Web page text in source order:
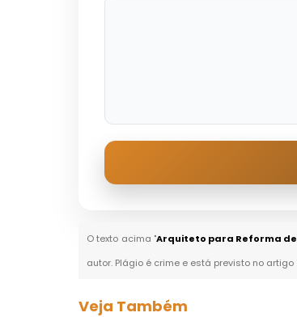
O texto acima "Arquiteto para Reforma
autor. Plágio é crime e está previsto no artigo
Veja Também